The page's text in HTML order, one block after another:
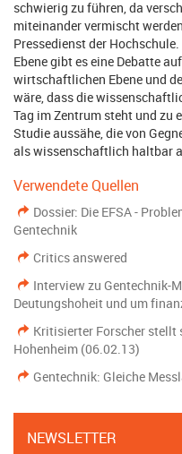
schwierig zu führen, da
miteinander vermischt
Pressedienst der
Ebene gibt es eine Debatte
wirtschaftlichen Ebene und
wäre, dass die
Tag im Zentrum steht und zu
Studie aussähe, die von
als wissenschaftlich haltbar
Verwendete Quellen
Dossier: Die EFSA -
Gentechnik
Critics answered
Interview zu Gentechnik-
Deutungshoheit und um
Kritisierter Forscher stellt
Hohenheim (06.02.13)
Gentechnik: Gleiche
NEWSLETTER